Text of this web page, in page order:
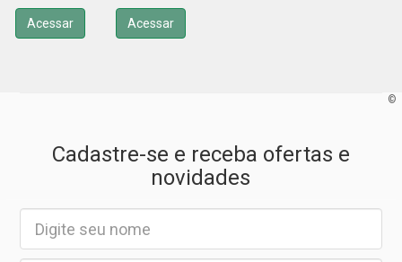
Acessar Acessar
Cadastre-se e receba ofertas e
novidades
©